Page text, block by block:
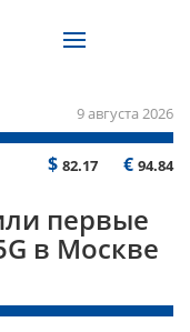
9 августа 2026
$ 82.17 € 94.84
первые
в Москве